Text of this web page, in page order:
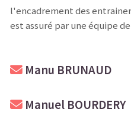
l'encadrement des
est assuré par une équipe
Manu BRUNAUD
Manuel BOURDERY